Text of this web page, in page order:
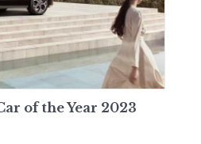
of the Year 2023